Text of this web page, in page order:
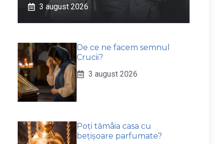
3 august 2026
De ce ne facem semnul
Crucii?
3 august 2026
Poți tămâia casa cu
bețișoare parfumate?